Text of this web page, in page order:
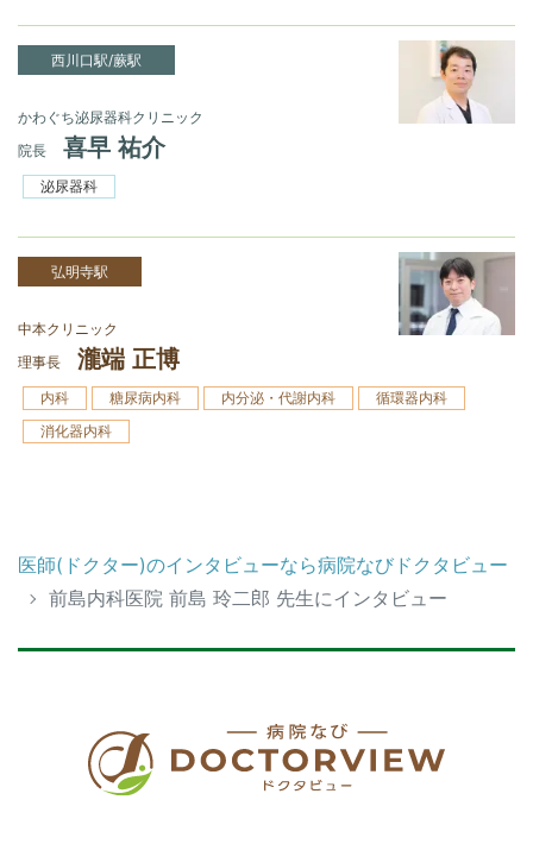
西川口駅/蕨駅
かわぐち泌尿器科クリニック
院長
喜早 祐介
泌尿器科
弘明寺駅
中本クリニック
理事長
瀧端 正博
内科 糖尿病内科 内分泌・代謝内科
循環器内科
消化器内科
医師(ドクター)のインタビューなら病院なびドクタビュー
前島内科医院 前島 玲二郎 先生にインタビュー